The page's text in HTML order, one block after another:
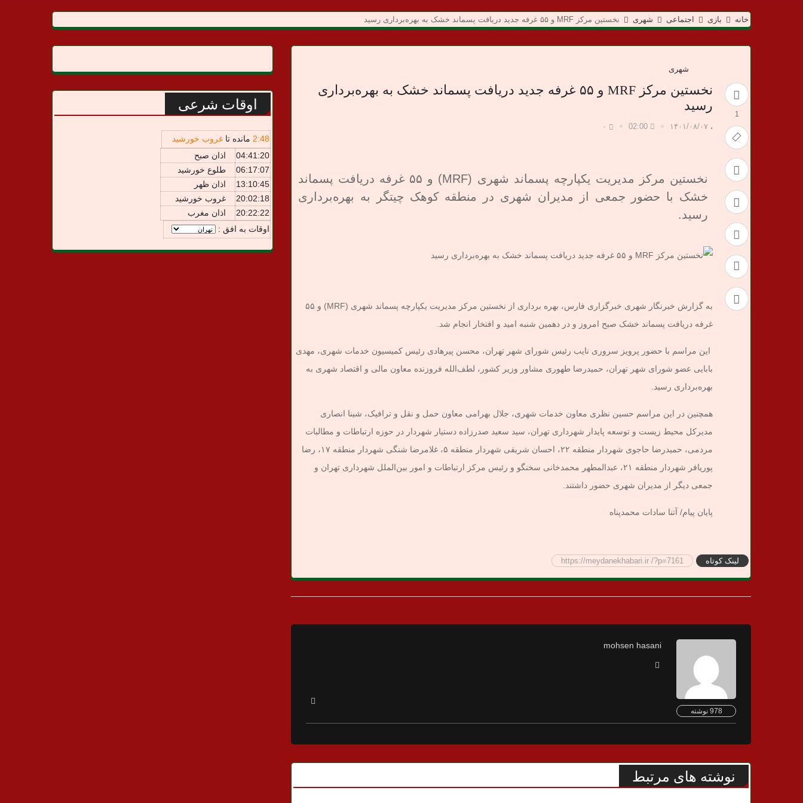
ی
ا
ن
خ
ب
ر
ی
خانه بازی اجتماعی شهری نخستین مرکز MRF و ۵۵ غرفه جدید دریافت پسماند خشک به بهره‌برداری رسید
1
شهری
نخستین مرکز MRF و ۵۵ غرفه جدید دریافت پسماند خشک به بهره‌برداری
رسید
، ۱۴۰۱/۰۸/۰۷ 02:00 ۰
نخستین مرکز مدیریت یکپارچه پسماند شهری (MRF) و ۵۵ غرفه دریافت پسماند
خشک با حضور جمعی از مدیران شهری در منطقه کوهک چیتگر به بهره‌برداری
رسید.
به گزارش خبرنگار شهری خبرگزاری فارس، بهره برداری از نخستین مرکز مدیریت یکپارچه پسماند شهری (MRF) و ۵۵
غرفه دریافت پسماند خشک صبح امروز و در دهمین شنبه امید و افتخار انجام شد.
این مراسم با حضور پرویز سروری نایب رئیس شورای شهر تهران، محسن پیرهادی رئیس کمیسیون خدمات شهری، مهدی
بابایی عضو شورای شهر تهران، حمیدرضا طهوری مشاور وزیر کشور، لطف‌الله فروزنده معاون مالی و اقتصاد شهری به
بهره‌برداری رسید.
همچنین در این مراسم حسین نظری معاون خدمات شهری، جلال بهرامی معاون حمل و نقل و ترافیک، شینا انصاری
مدیرکل محیط زیست و توسعه پایدار شهرداری تهران، سید سعید صدرزاده دستیار شهردار در حوزه ارتباطات و مطالبات
مردمی، حمیدرضا حاجوی شهردار منطقه ۲۲، احسان شریفی شهردار منطقه ۵، غلامرضا شنگی شهردار منطقه ۱۷، رضا
پوریافر شهردار منطقه ۲۱، عبدالمطهر محمدخانی سخنگو و رئیس مرکز ارتباطات و امور بین‌الملل شهرداری تهران و
جمعی دیگر از مدیران شهری حضور داشتند.
پایان پیام/ آتنا سادات محمدپناه
لینک کوتاه https://meydanekhabari.ir /?p=7161
978 نوشته
mohsen hasani
نوشته های مرتبط
اوقات شرعی
2:48 مانده تا غروب خورشید
04:41:20
اذان صبح
06:17:07
طلوع خورشید
13:10:45
اذان ظهر
20:02:18
غروب خورشید
20:22:22
اذان مغرب
اوقات به افق :